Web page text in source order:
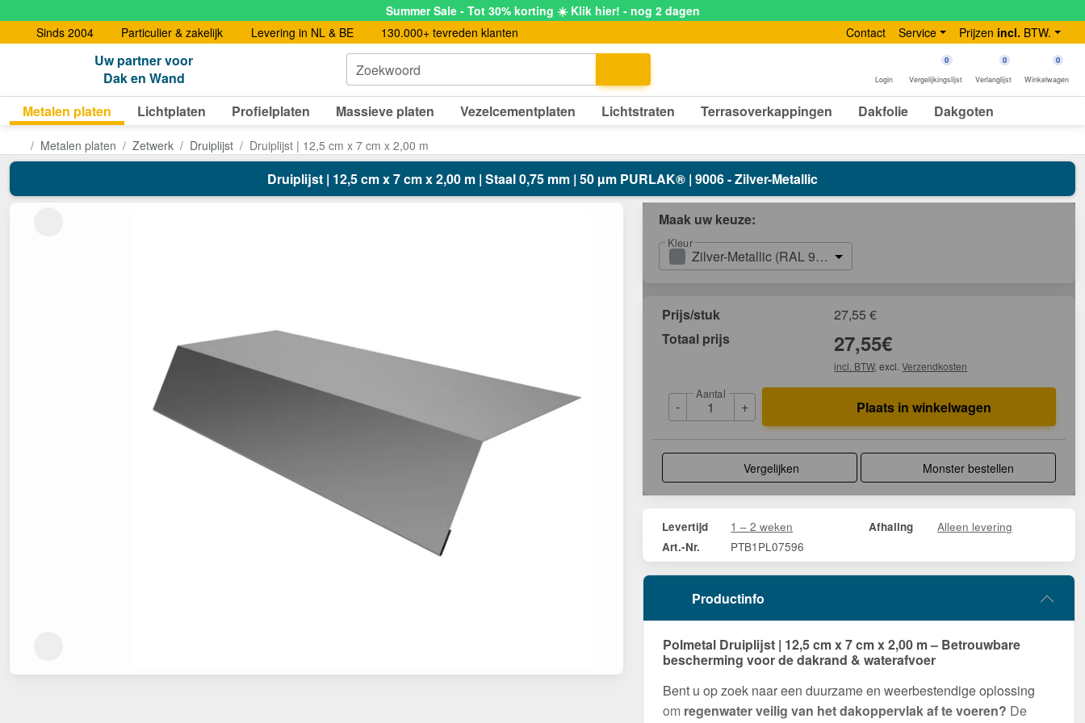
Summer Sale - Tot 30% korting ☀️ Klik hier! - nog 2 dagen
Sinds 2004
Particulier & zakelijk Levering in NL & BE 130.000+ tevreden klanten Contact Service Prijzen incl. BTW.
Uw partner voor
Dak en Wand
Zoekwoord
Login
0
Vergelijkingslijst
0
Verlanglijst
0
Winkelwagen
Metalen platen Lichtplaten Profielplaten Massieve platen Vezelcementplaten Lichtstraten Terrasoverkappingen Dakfolie Dakgoten
Metalen platen Zetwerk Druiplijst Druiplijst | 12,5 cm x 7 cm x 2,00 m
Druiplijst | 12,5 cm x 7 cm x 2,00 m | Staal 0,75 mm | 50 µm PURLAK® | 9006 - Zilver-Metallic
Maak uw keuze:
Kleur
Zilver-Metallic (RAL 9006)
Prijs/stuk 27,55 €
Totaal prijs
27,55€
incl. BTW, excl.Verzendkosten
-
Aantal
+ Plaats in winkelwagen
Vergelijken Monster bestellen
Levertijd 1 – 2 weken Afhaling Alleen levering
Art.-Nr. PTB1PL07596
Productinfo
Polmetal Druiplijst | 12,5 cm x 7 cm x 2,00 m – Betrouwbare
bescherming voor de dakrand & waterafvoer
Bent u op zoek naar een duurzame en weerbestendige oplossing
om regenwater veilig van het dakoppervlak af te voeren? De